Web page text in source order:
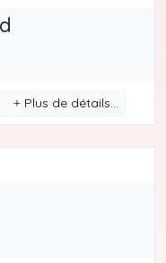
Plus de détails...